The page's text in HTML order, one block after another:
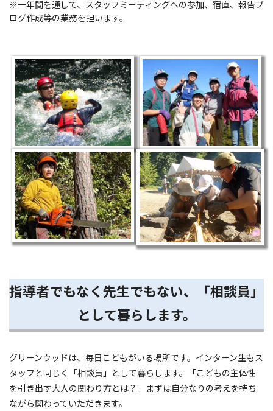
※一年間を通して、スタッフミーティングへの参加、宿直、報告ブ
ログ作成等の業務を担います。
指導者でもなく先生でもない、「相談員」
として暮らします。
グリーンウッドは、毎日こどもがいる場所です。インターン生もス
タッフと同じく「相談員」として暮らします。「こどもの主体性
を引き出す大人の関わり方とは？」まずは自分なりの考えを持ち
ながら関わっていただきます。